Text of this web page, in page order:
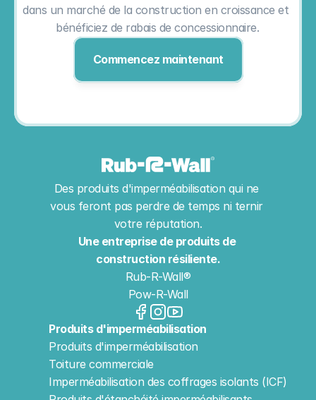
dans un marché de la construction en croissance et
bénéficiez de rabais de concessionnaire.
Commencez maintenant
Des produits d'imperméabilisation qui ne
vous feront pas perdre de temps ni ternir
votre réputation.
Une entreprise de produits de
construction résiliente.
Rub-R-Wall®
Pow-R-Wall
Produits d'imperméabilisation
Produits d'imperméabilisation
Toiture commerciale
Imperméabilisation des coffrages isolants (ICF)